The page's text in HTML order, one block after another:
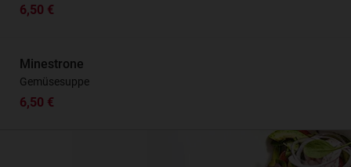
6,50 €
Minestrone
Gemüsesuppe
6,50 €